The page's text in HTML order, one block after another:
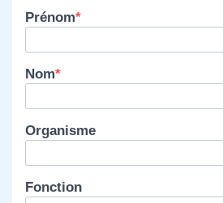
Prénom
Nom
Organisme
Fonction